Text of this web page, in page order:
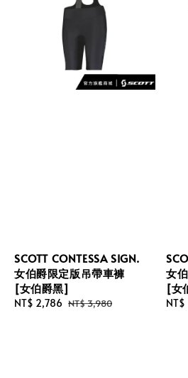
SCOTT CONTESSA SIGN.
女伯爵限定版吊帶車褲
[女伯爵黑]
Sale
NT$ 2,786 Regular
NT$ 3,980
女
[女
Sale